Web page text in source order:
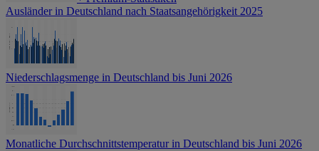
Ausländer in Deutschland nach Staatsangehörigkeit 2025
Niederschlagsmenge in Deutschland bis Juni 2026
Monatliche Durchschnittstemperatur in Deutschland bis Juni 2026